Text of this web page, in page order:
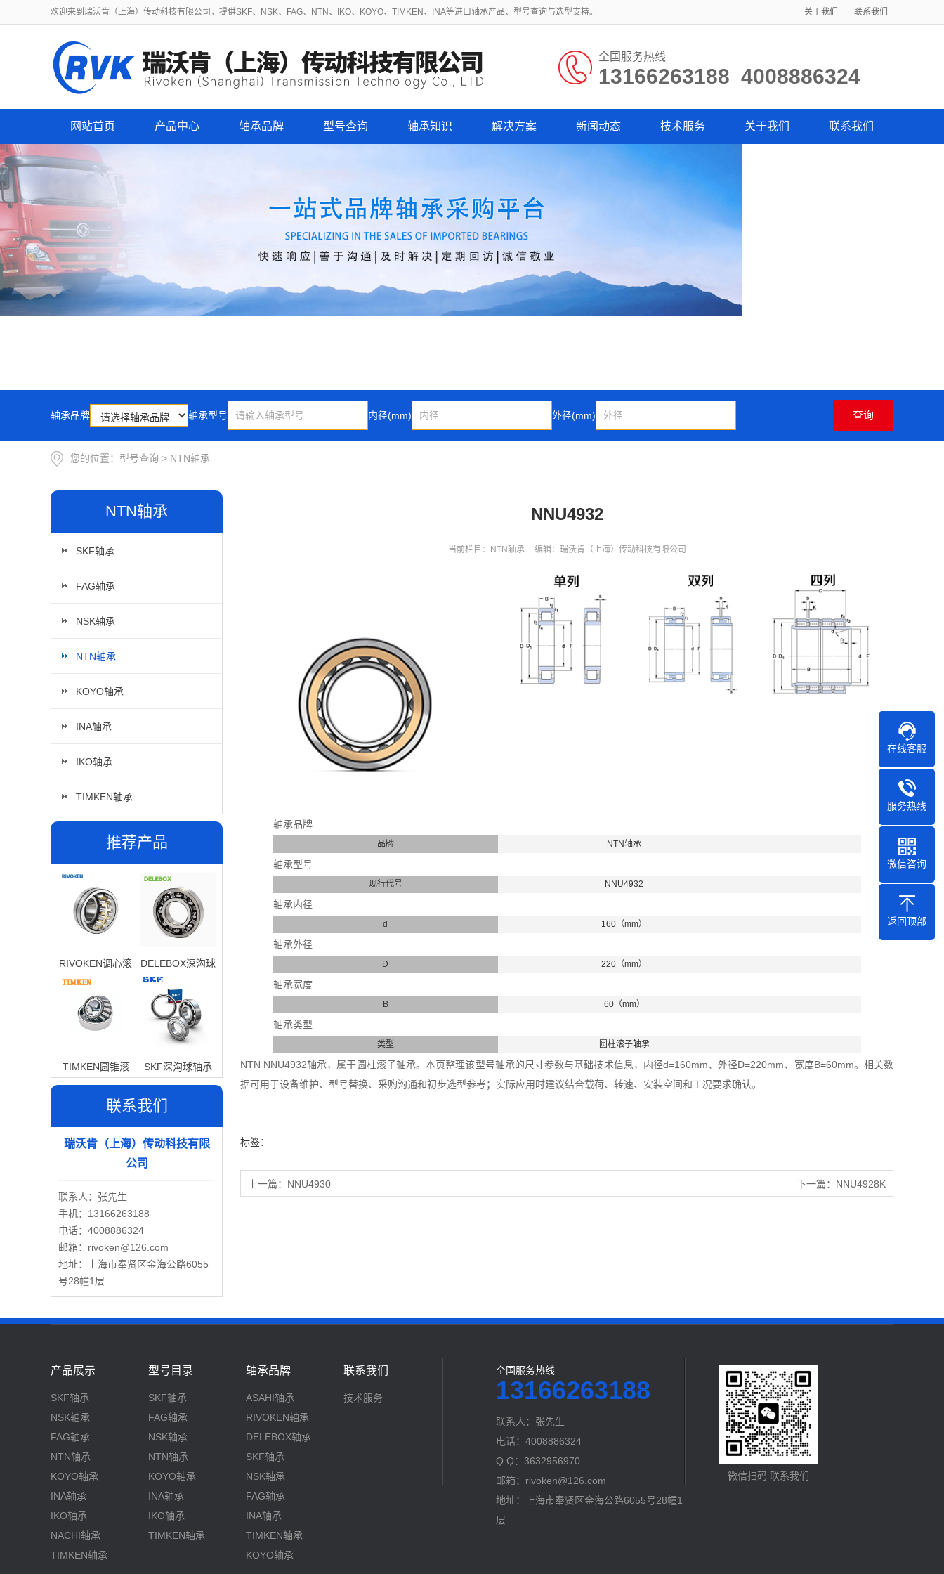
欢迎来到瑞沃肯（上海）传动科技有限公司，提供SKF、NSK、FAG、NTN、IKO、KOYO、TIMKEN、INA等进口轴承产品、型号查询与选型支持。 关于我们 联系我们
全国服务热线
13166263188 4008886324
网站首页 产品中心 轴承品牌 型号查询 轴承知识 解决方案 新闻动态 技术服务 关于我们 联系我们
轴承品牌 轴承型号 内径(mm) 外径(mm)
您的位置： 型号查询 > NTN轴承
NTN轴承
SKF轴承
FAG轴承
NSK轴承
NTN轴承
KOYO轴承
INA轴承
IKO轴承
TIMKEN轴承
推荐产品
RIVOKEN调心滚
子轴承
DELEBOX深沟球
TIMKEN圆锥滚
子轴承
SKF深沟球轴承
联系我们
瑞沃肯（上海）传动科技有限
公司
联系人：张先生
手机：13166263188
电话：4008886324
邮箱：rivoken@126.com
地址：上海市奉贤区金海公路6055
号28幢1层
NNU4932
当前栏目：NTN轴承 编辑：瑞沃肯（上海）传动科技有限公司
轴承品牌
品牌 NTN轴承
轴承型号
现行代号 NNU4932
轴承内径
d 160（mm）
轴承外径
D 220（mm）
轴承宽度
B 60（mm）
轴承类型
类型 圆柱滚子轴承
NTN NNU4932轴承，属于圆柱滚子轴承。本页整理该型号轴承的尺寸参数与基础技术信息，内径d=160mm、外径D=220mm、宽度B=60mm。相关数
据可用于设备维护、型号替换、采购沟通和初步选型参考；实际应用时建议结合载荷、转速、安装空间和工况要求确认。
标签：
上一篇： NNU4930 下一篇： NNU4928K
产品展示
SKF轴承
NSK轴承
FAG轴承
NTN轴承
KOYO轴承
INA轴承
IKO轴承
NACHI轴承
TIMKEN轴承
型号目录
SKF轴承
FAG轴承
NSK轴承
NTN轴承
KOYO轴承
INA轴承
IKO轴承
TIMKEN轴承
轴承品牌
ASAHI轴承
RIVOKEN轴承
DELEBOX轴承
SKF轴承
NSK轴承
FAG轴承
INA轴承
TIMKEN轴承
KOYO轴承
联系我们
技术服务
全国服务热线
13166263188
联系人：张先生
电话：4008886324
Q Q：3632956970
邮箱：rivoken@126.com
地址：上海市奉贤区金海公路6055号28幢1
层
微信扫码 联系我们
在线客服
服务热线
微信咨询
返回顶部